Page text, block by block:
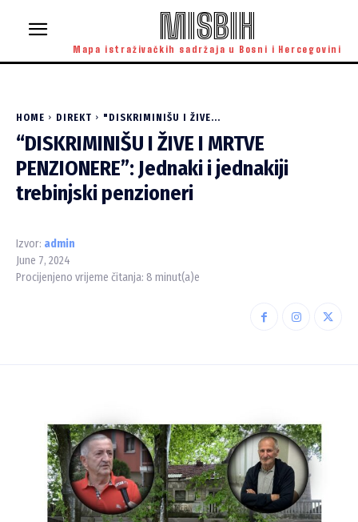
MISBIH
Mapa istraživačkih sadržaja u Bosni i Hercegovini
HOME DIREKT "DISKRIMINIŠU I ŽIVE...
“DISKRIMINIŠU I ŽIVE I MRTVE
PENZIONERE”: Jednaki i jednakiji
trebinjski penzioneri
Izvor: admin
June 7, 2024
Procijenjeno vrijeme čitanja: 8 minut(a)e